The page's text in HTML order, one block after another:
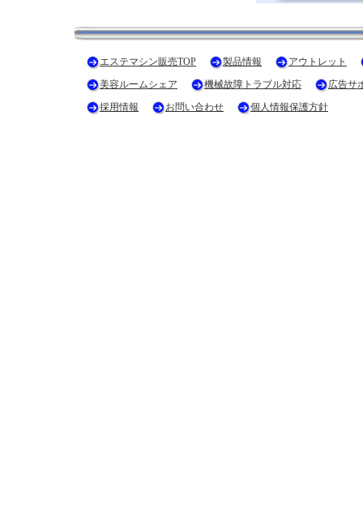
エステマシン販売TOP 製品情報
アウトレット
美容ルームシェア
機械故障トラブル対応
広告サ
採用情報
お問い合わせ 個人情報保護方針